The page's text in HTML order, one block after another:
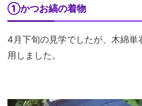
①かつお縞の着物
4月下旬の見学でしたが、木綿単
用しました。